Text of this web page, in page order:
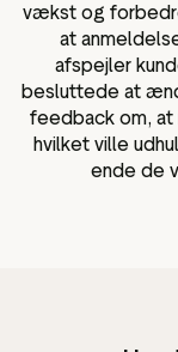
vækst og
at
afspejler
besluttede at
feedback om, at
hvilket ville
ende de